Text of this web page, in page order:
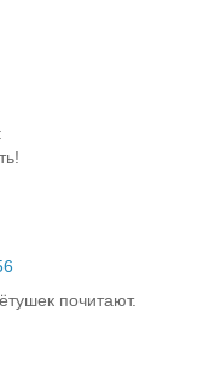
почитают.